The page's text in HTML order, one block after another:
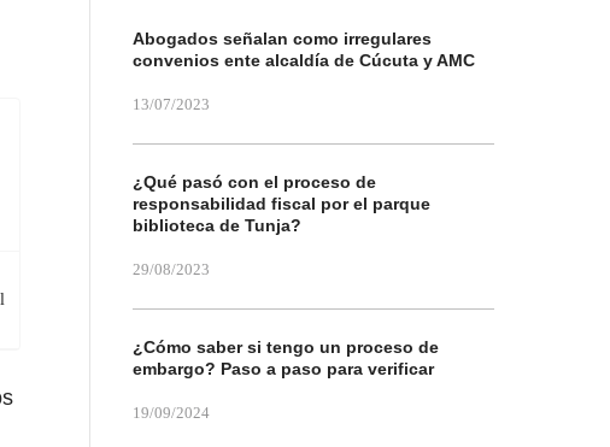
Abogados señalan como irregulares
convenios ente alcaldía de Cúcuta y AMC
13/07/2023
¿Qué pasó con el proceso de
responsabilidad fiscal por el parque
biblioteca de Tunja?
29/08/2023
¿Cómo saber si tengo un proceso de
embargo? Paso a paso para verificar
19/09/2024